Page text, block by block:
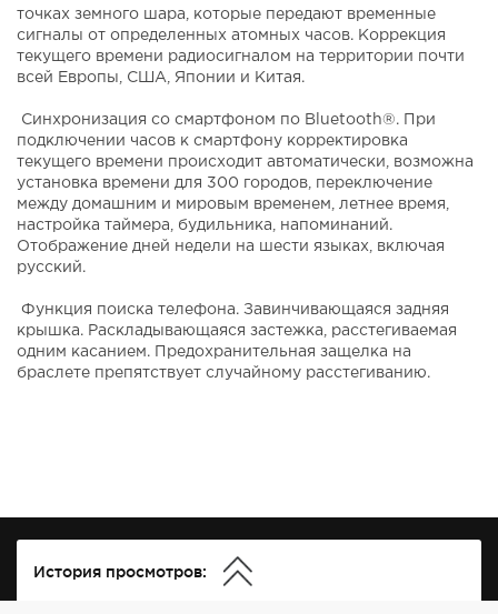
точках земного шара, которые передают временные
сигналы от определенных атомных часов. Коррекция
текущего времени радиосигналом на территории почти
всей Европы, США, Японии и Китая.
Синхронизация со смартфоном по Bluetooth®. При
подключении часов к смартфону корректировка
текущего времени происходит автоматически, возможна
установка времени для 300 городов, переключение
между домашним и мировым временем, летнее время,
настройка таймера, будильника, напоминаний.
Отображение дней недели на шести языках, включая
русский.
Функция поиска телефона. Завинчивающаяся задняя
крышка. Раскладывающаяся застежка, расстегиваемая
одним касанием. Предохранительная защелка на
браслете препятствует случайному расстегиванию.
История просмотров: